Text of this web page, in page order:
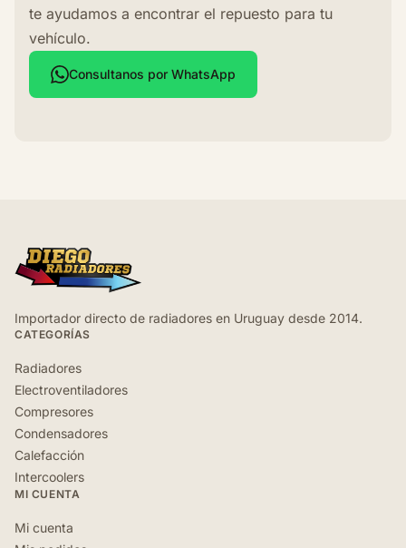
te ayudamos a encontrar el repuesto para tu
vehículo.
Consultanos por WhatsApp
Importador directo de radiadores en Uruguay desde 2014.
CATEGORÍAS
Radiadores
Electroventiladores
Compresores
Condensadores
Calefacción
Intercoolers
MI CUENTA
Mi cuenta